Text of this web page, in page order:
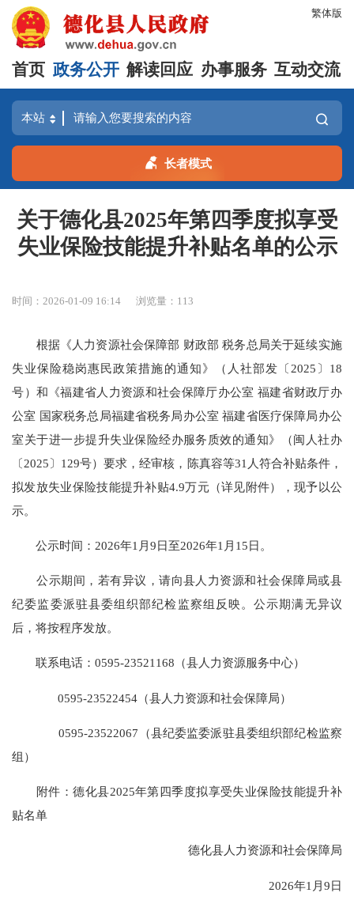
繁体版
首页 政务公开 解读回应 办事服务 互动交流
长者模式
关于德化县2025年第四季度拟享受
失业保险技能提升补贴名单的公示
时间：2026-01-09 16:14 浏览量： 113
根据《人力资源社会保障部 财政部 税务总局关于延续实施
失业保险稳岗惠民政策措施的通知》（人社部发〔2025〕18
号）和《福建省人力资源和社会保障厅办公室 福建省财政厅办
公室 国家税务总局福建省税务局办公室 福建省医疗保障局办公
室关于进一步提升失业保险经办服务质效的通知》（闽人社办
〔2025〕129号）要求，经审核，陈真容等31人符合补贴条件，
拟发放失业保险技能提升补贴4.9万元（详见附件），现予以公
示。
公示时间：2026年1月9日至2026年1月15日。
公示期间，若有异议，请向县人力资源和社会保障局或县
纪委监委派驻县委组织部纪检监察组反映。公示期满无异议
后，将按程序发放。
联系电话：0595-23521168（县人力资源服务中心）
0595-23522454（县人力资源和社会保障局）
0595-23522067（县纪委监委派驻县委组织部纪检监察
组）
附件：德化县2025年第四季度拟享受失业保险技能提升补
贴名单
德化县人力资源和社会保障局
2026年1月9日